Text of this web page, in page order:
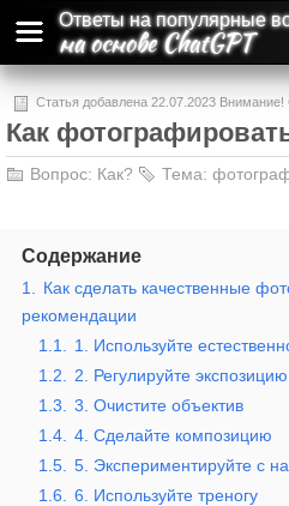
Ответы на популярные
на основе ChatGPT
Статья добавлена 22.07.2023
и может содержать ошибки и неточности.
Как
Вопрос: Как? Тема:
Содержание
1.
Как сделать качественные
рекомендации
1.1.
1. Используйте
1.2.
2. Регулируйте экспозицию
1.3.
3. Очистите объектив
1.4.
4. Сделайте композицию
1.5.
5. Экспериментируйте с
1.6.
6. Используйте треногу